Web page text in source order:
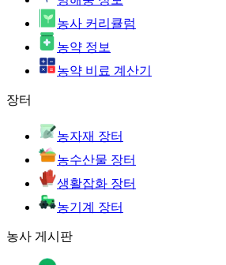
농사 커리큘럼
농약 정보
농약 비료 계산기
장터
농자재 장터
농수산물 장터
생활잡화 장터
농기계 장터
농사 게시판